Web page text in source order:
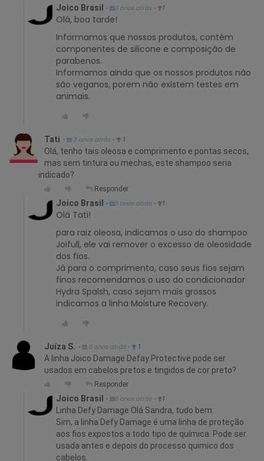
Joico Brasil • 3 anos atrás • 1
Olá, boa tarde!
Informamos que nossos produtos, contém
componentes de silicone e composição de
parabenos.
Informamos ainda que os nossos produtos não
são veganos, porem não existem testes em
animais.
Tati • 3 anos atrás • 1
Olá, tenho tais oleosa e comprimento e pontas secos,
mas sem tintura ou mechas, este shampoo seria
indicado?
Responder
Joico Brasil • 3 anos atrás • 1
Olá Tati!
para raiz oleosa, indicamos o uso do shampoo
Joifull, ele vai remover o excesso de oleosidade
dos fios.
Já para o comprimento, caso seus fios sejam
finos recomendamos o uso do condicionador
Hydra Spalsh, caso sejam mais grossos
indicamos a linha Moisture Recovery.
Juíza S. • 6 anos atrás • 1
A linha Joico Damage Defay Protective pode ser
usados em cabelos pretos e tingidos de cor preto?
Responder
Joico Brasil • 6 anos atrás • 1
Linha Defy Damage Olá Sandra, tudo bem:
Sim, a linha Defy Damage é uma linha de proteção
aos fios expostos a todo tipo de química. Pode ser
usada antes e depois do processo quimico dos
cabelos.